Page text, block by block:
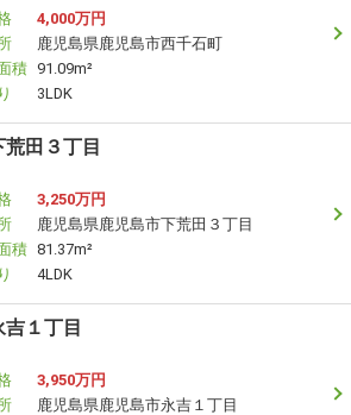
4,000万円
鹿児島県鹿児島市西千石町
積 91.09m²
3LDK
田３丁目
3,250万円
鹿児島県鹿児島市下荒田３丁目
積 81.37m²
4LDK
１丁目
3,950万円
鹿児島県鹿児島市永吉１丁目